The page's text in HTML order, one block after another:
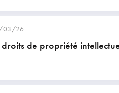
03/26
droits de propriété